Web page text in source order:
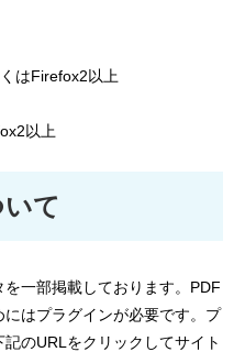
はFirefox2以上
以上
て
一部掲載しております。PDF
はプラグインが必要です。プ
のURLをクリックしてサイト